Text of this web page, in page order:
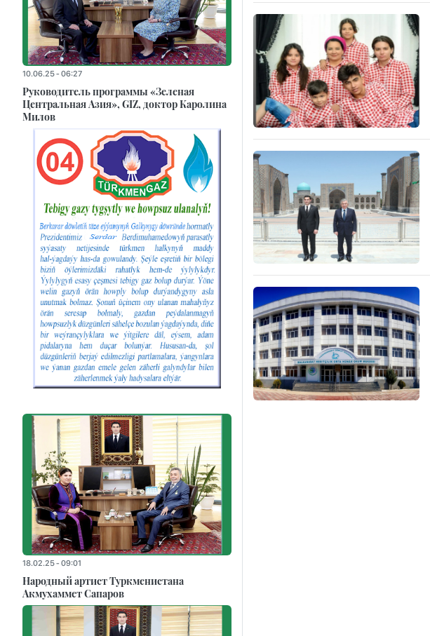
10.06.25 - 06:27
Руководитель программы «Зеленая
Центральная Азия», GIZ, доктор Каролина
Милов
18.02.25 - 09:01
Народный артист Туркменистана
Акмухаммет Сапаров